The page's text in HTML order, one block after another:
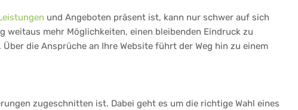
und Angeboten präsent ist, kann nur schwer auf sich
weitaus mehr Möglichkeiten, einen bleibenden Eindruck zu
die Ansprüche an Ihre Website führt der Weg hin zu einem
zugeschnitten ist. Dabei geht es um die richtige Wahl eines